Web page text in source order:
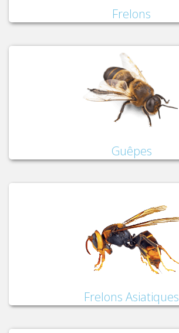
Frelons
Guêpes
Frelons Asiatiques